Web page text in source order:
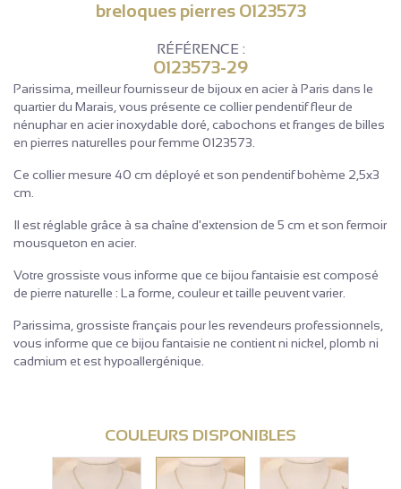
breloques pierres 0123573
RÉFÉRENCE :
0123573-29
Parissima, meilleur fournisseur de bijoux en acier à Paris dans le
quartier du Marais, vous présente ce collier pendentif fleur de
nénuphar en acier inoxydable doré, cabochons et franges de billes
en pierres naturelles pour femme 0123573.
Ce collier mesure 40 cm déployé et son pendentif bohème 2,5x3
cm.
Il est réglable grâce à sa chaîne d'extension de 5 cm et son fermoir
mousqueton en acier.
Votre grossiste vous informe que ce bijou fantaisie est composé
de pierre naturelle : La forme, couleur et taille peuvent varier.
Parissima, grossiste français pour les revendeurs professionnels,
vous informe que ce bijou fantaisie ne contient ni nickel, plomb ni
cadmium et est hypoallergénique.
COULEURS DISPONIBLES